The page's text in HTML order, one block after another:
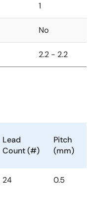
1
No
2.2 - 2.2
Lead
Count (#)
Pitch
(mm)
24 0.5